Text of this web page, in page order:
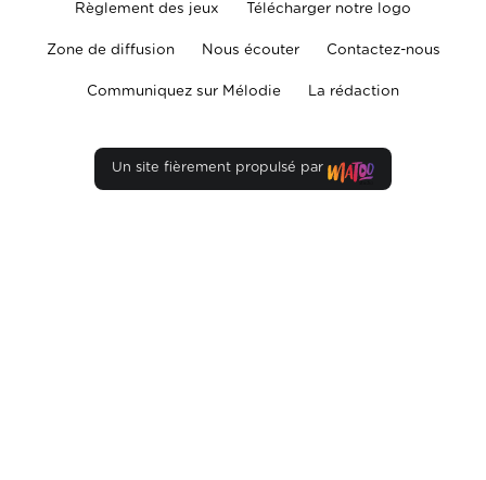
Règlement des jeux Télécharger notre logo
Zone de diffusion Nous écouter Contactez-nous
Communiquez sur Mélodie La rédaction
Un site fièrement propulsé par